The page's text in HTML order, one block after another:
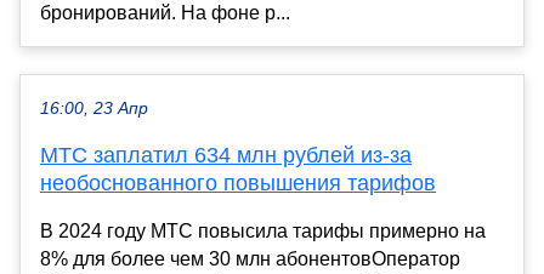
бронирований. На фоне р...
16:00, 23 Апр
МТС заплатил 634 млн рублей из-за
необоснованного повышения тарифов
В 2024 году МТС повысила тарифы примерно на
8% для более чем 30 млн абонентовОператор